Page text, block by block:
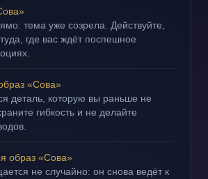
тема уже созрела. Действуйте,
где вас ждёт поспешное
«Сова»
деталь, которую вы раньше не
гибкость и не делайте
образ «Сова»
не случайно: он снова ведёт к